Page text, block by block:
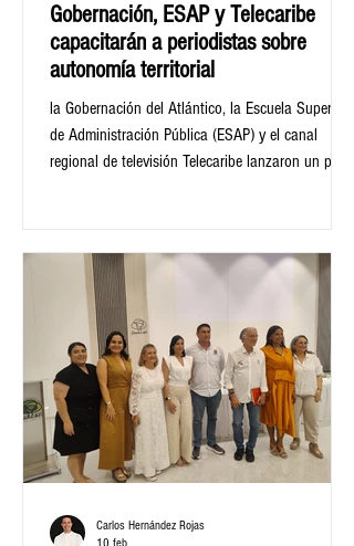
Gobernación, ESAP y Telecaribe
capacitarán a periodistas sobre
autonomía territorial
la Gobernación del Atlántico, la Escuela Superior
de Administración Pública (ESAP) y el canal
regional de televisión Telecaribe lanzaron un plan
regionalización, como paso fundamental para
materializar un segundo Voto Caribe proyectado
para las elecciones territoriales de octubre de
2027.
Carlos Hernández Rojas